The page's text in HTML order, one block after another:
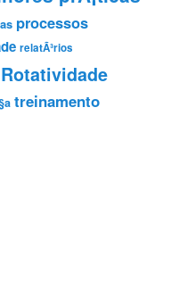
processos
relatÃ³rios
Rotatividade
treinamento